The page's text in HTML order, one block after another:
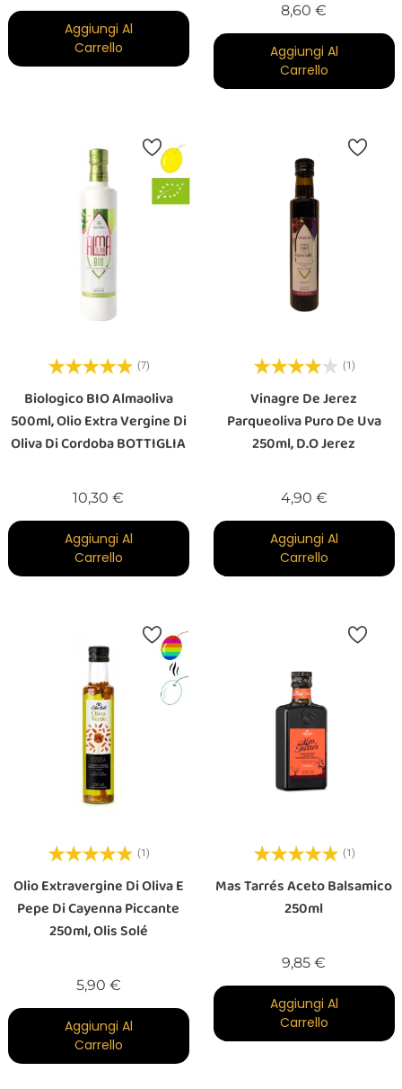
Aggiungi Al
Carrello
8,60 €
Aggiungi Al
Carrello
(7)
Biologico BIO Almaoliva
500ml, Olio Extra Vergine Di
Oliva Di Cordoba BOTTIGLIA
10,30 €
Aggiungi Al
Carrello
(1)
Vinagre De Jerez
Parqueoliva Puro De Uva
250ml, D.O Jerez
4,90 €Prezzo
Aggiungi Al
Carrello
(1)
Olio Extravergine Di Oliva E
Pepe Di Cayenna Piccante
250ml, Olis Solé
5,90 €Prezzo
Aggiungi Al
Carrello
(1)
Mas Tarrés Aceto Balsamico
250ml
9,85 €
Aggiungi Al
Carrello